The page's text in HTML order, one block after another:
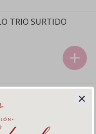
TRIO SURTIDO
DUO CHOCOLATE Y